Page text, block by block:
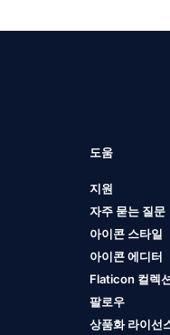
도움
지원
자주 묻는 질문
아이콘 스타일
아이콘 에디터
Flaticon 컬렉
팔로우
상품화 라이선